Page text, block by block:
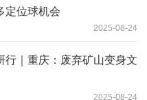
定位球机会
2025-08-24
行｜重庆：废弃矿山变身文
2025-08-24